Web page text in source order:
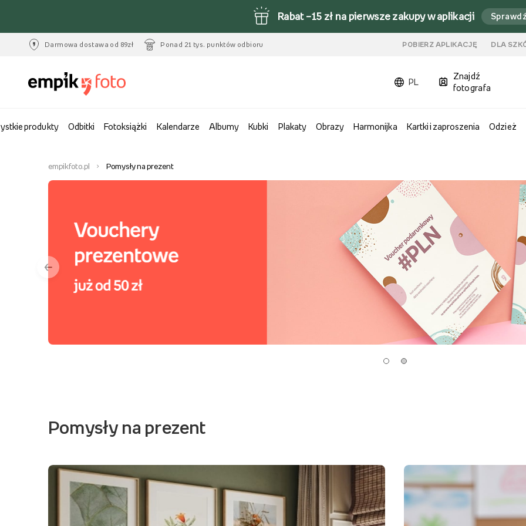
Rabat –15 zł na pierwsze zakupy w aplikacji
Darmowa dostawa od 89zł Ponad 21 tys. punktów odbioru POBIERZ APLIKACJĘ DLA
PL
Znajdź
fotografa
produkty Odbitki Fotoksiążki Kalendarze Albumy Kubki Plakaty Obrazy Harmonijka Kartki i zaproszenia Odzież
empikfoto.pl Pomysły na prezent
←
Pomysły na prezent